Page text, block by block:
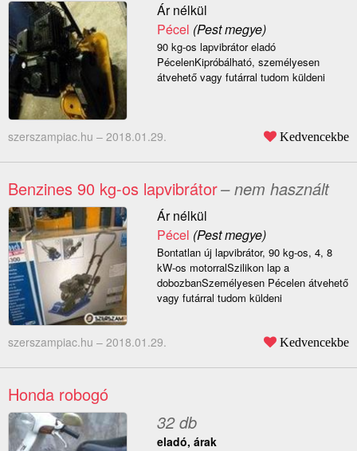
Ár nélkül
Pécel (Pest megye)
90 kg-os lapvibrátor eladó
PécelenKipróbálható, személyesen
átvehető vagy futárral tudom küldeni
szerszampiac.hu – 2018.01.29. Kedvencekbe
Benzines 90 kg-os lapvibrátor– nem használt
Ár nélkül
Pécel (Pest megye)
Bontatlan új lapvibrátor, 90 kg-os, 4, 8
kW-os motorralSzilikon lap a
dobozbanSzemélyesen Pécelen átvehető
vagy futárral tudom küldeni
szerszampiac.hu – 2018.01.29. Kedvencekbe
Honda robogó
32 db
eladó, árak